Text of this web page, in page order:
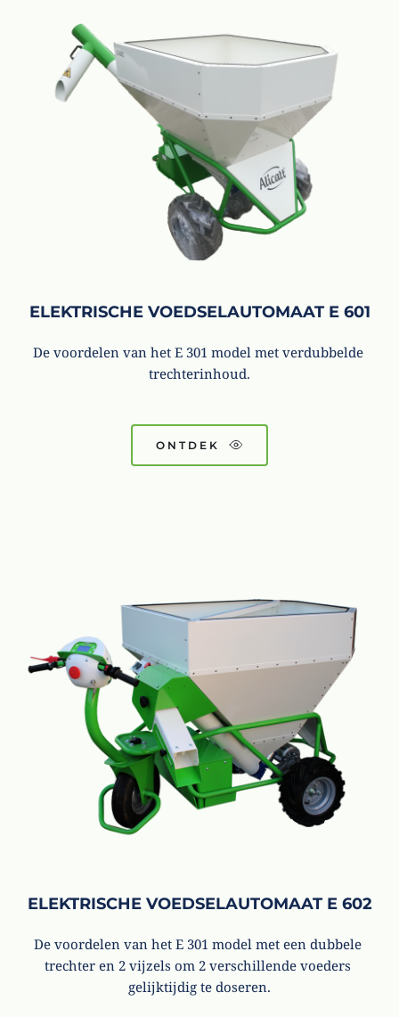
ELEKTRISCHE VOEDSELAUTOMAAT E 601
De voordelen van het E 301 model met verdubbelde
trechterinhoud.
ONTDEK
ELEKTRISCHE VOEDSELAUTOMAAT E 602
De voordelen van het E 301 model met een dubbele
trechter en 2 vijzels om 2 verschillende voeders
gelijktijdig te doseren.